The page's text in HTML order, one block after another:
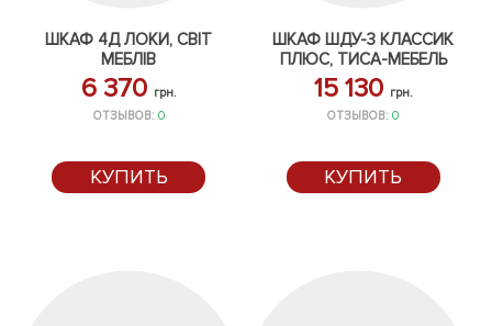
ШКАФ 4Д ЛОКИ, СВІТ
МЕБЛІВ
6 370 грн.
ОТЗЫВОВ: 0
КУПИТЬ
ШКАФ ШДУ-3 КЛАССИК
ПЛЮС, ТИСА-МЕБЕЛЬ
15 130 грн.
ОТЗЫВОВ:0
КУПИТЬ